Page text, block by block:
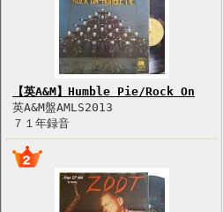
【英A&M】Humble Pie/Rock On
英A&M盤AMLS2013
７１年録音